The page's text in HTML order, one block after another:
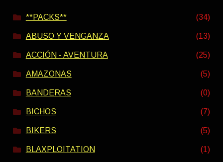
**PACKS** (34)
ABUSO Y VENGANZA (13)
ACCIÓN - AVENTURA (25)
AMAZONAS (5)
BANDERAS (0)
BICHOS (7)
BIKERS (5)
BLAXPLOITATION (1)